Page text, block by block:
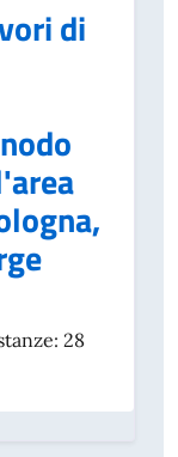
di
28